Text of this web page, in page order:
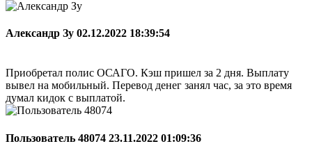
Александр Зу 02.12.2022 18:39:54
Приобретал полис ОСАГО. Кэш пришел за 2 дня. Выплату
вывел на мобильный. Перевод денег занял час, за это время
думал кидок с выплатой.
Пользователь 48074 23.11.2022 01:09:36